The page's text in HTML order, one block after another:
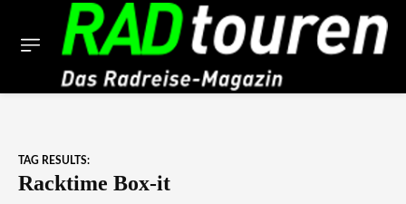
TAG RESULTS:
Racktime Box-it